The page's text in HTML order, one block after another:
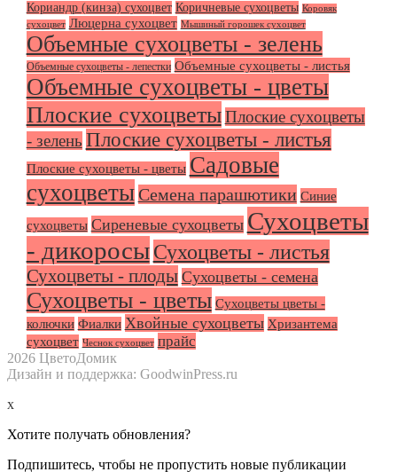
Кориандр (кинза) сухоцвет Коричневые сухоцветы Коровяк
сухоцвет Люцерна сухоцвет Мышиный горошек сухоцвет
Объемные сухоцветы - зелень
Объемные сухоцветы - лепестки Объемные сухоцветы - листья
Объемные сухоцветы - цветы
Плоские сухоцветы Плоские сухоцветы
- зелень Плоские сухоцветы - листья
Плоские сухоцветы - цветы Садовые
сухоцветы Семена парашютики Синие
сухоцветы Сиреневые сухоцветы Сухоцветы
- дикоросы Сухоцветы - листья
Сухоцветы - плоды Сухоцветы - семена
Сухоцветы - цветы Сухоцветы цветы -
колючки Фиалки Хвойные сухоцветы Хризантема
сухоцвет Чеснок сухоцвет прайс
2026 ЦветоДомик
Дизайн и поддержка: GoodwinPress.ru
x
Хотите получать обновления?
Подпишитесь, чтобы не пропустить новые публикации